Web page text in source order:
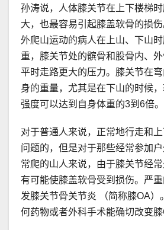
孙涛说，人体膝关节在上下楼梯
大，也最容易引起膝盖软骨的损
外爬山运动的病人在上山、下山
重，膝关节处的髌骨和股骨内、
平时走路更大的压力。膝关节在
身的重量，尤其是在下山的时候
强度可以达到自身体重的3到6倍。
对于普通人来说，正常地行走和
问题的，但是对于那些经常参加
常爬的山人来说，由于膝关节经
有可能使膝盖软骨受到损伤。严重
发膝关节骨关节炎 （简称膝OA）
何药物或者外科手术能确切改变膝